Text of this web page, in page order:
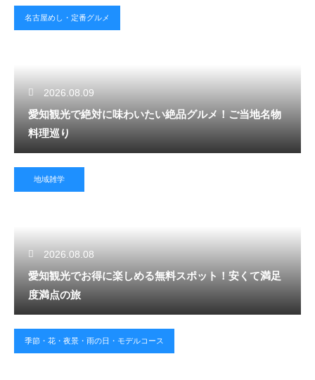
名古屋めし・定番グルメ
2026.08.09
愛知観光で絶対に味わいたい絶品グルメ！ご当地名物
料理巡り
地域雑学
2026.08.08
愛知観光でお得に楽しめる無料スポット！安くて満足
度満点の旅
季節・花・夜景・雨の日・モデルコース